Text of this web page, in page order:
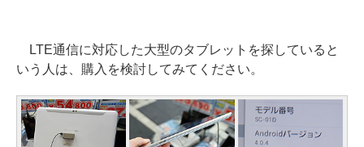
LTE通信に対応した大型のタブレットを探していると
いう人は、購入を検討してみてください。